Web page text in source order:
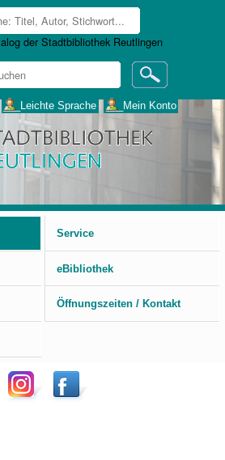
___Leichte Sprache ___Mein Konto
Service
eBibliothek
Öffnungszeiten / Kontakt